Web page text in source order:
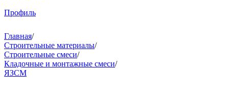
Профиль
Главная/
Строительные материалы/
Строительные смеси/
Кладочные и монтажные смеси/
ЯЗСМ